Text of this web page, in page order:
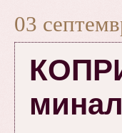
03